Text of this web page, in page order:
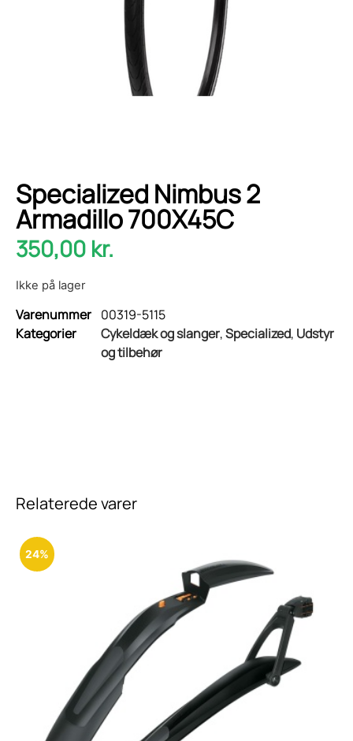
Specialized Nimbus 2
Armadillo 700X45C
350,00 kr.
Ikke på lager
Varenummer 00319-5115
Kategorier
Cykeldæk og slanger,Specialized, Udstyr
og tilbehør
Relaterede varer
24%